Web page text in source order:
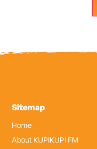
Sitemap
Home
About KUPIKUPI FM